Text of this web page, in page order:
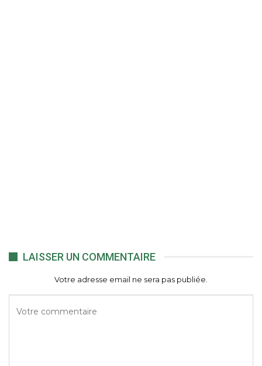
LAISSER UN COMMENTAIRE
Votre adresse email ne sera pas publiée.